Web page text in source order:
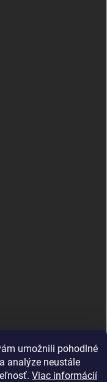
umožnili pohodlné
analýze neustále
Viac informácií
100091961793102/